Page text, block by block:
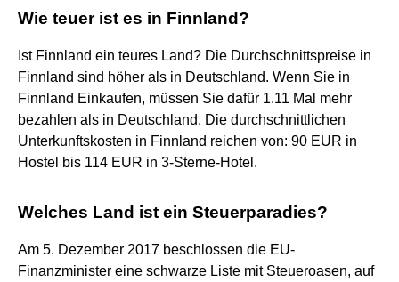
Wie teuer ist es in Finnland?
Ist Finnland ein teures Land? Die Durchschnittspreise in
Finnland sind höher als in Deutschland. Wenn Sie in
Finnland Einkaufen, müssen Sie dafür 1.11 Mal mehr
bezahlen als in Deutschland. Die durchschnittlichen
Unterkunftskosten in Finnland reichen von: 90 EUR in
Hostel bis 114 EUR in 3-Sterne-Hotel.
Welches Land ist ein Steuerparadies?
Am 5. Dezember 2017 beschlossen die EU-
Finanzminister eine schwarze Liste mit Steueroasen, auf